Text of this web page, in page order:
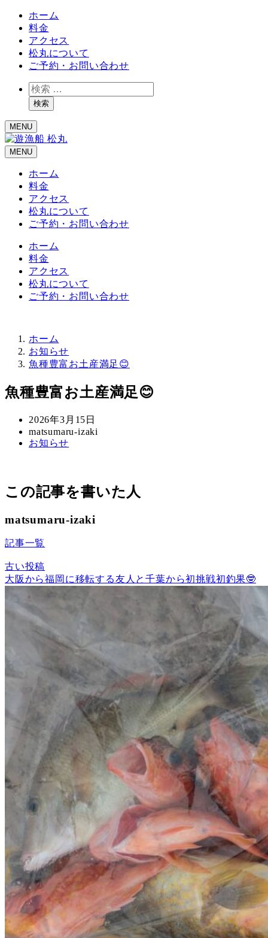
ホーム
料金
アクセス
松丸について
ご予約・お問い合わせ
検
索検索
MENU
MENU
ホーム
料金
アクセス
松丸について
ご予約・お問い合わせ
ホーム
料金
アクセス
松丸について
ご予約・お問い合わせ
ホーム
お知らせ
魚種豊富お土産満足😊
魚種豊富お土産満足😊
投
稿
日
2026年3月15日
著
者
matsumaru-izaki
カ
ー
お知らせ
この記事を書いた人
matsumaru-izaki
記事一覧
古い投稿
大阪から福岡に移転する友人と千葉から初挑戦初釣果🤓